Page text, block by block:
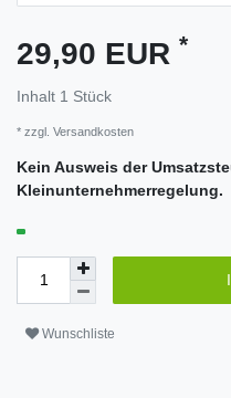
29,90 EUR *
Inhalt 1 Stück
* zzgl. Versandkosten
Kein Ausweis der
Kleinunternehmerregelung.
Wunschliste